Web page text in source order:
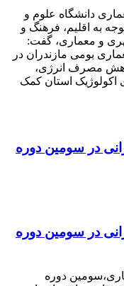
دانشگاه علوم و
به اقلیم، فرهنگ و
و معماری، گفت:
بومی مازندران در
مصرف انرژی،
اکولوژیک استان کمک
مازندرانی در سومین دوره
مازندرانی در سومین دوره
دوره